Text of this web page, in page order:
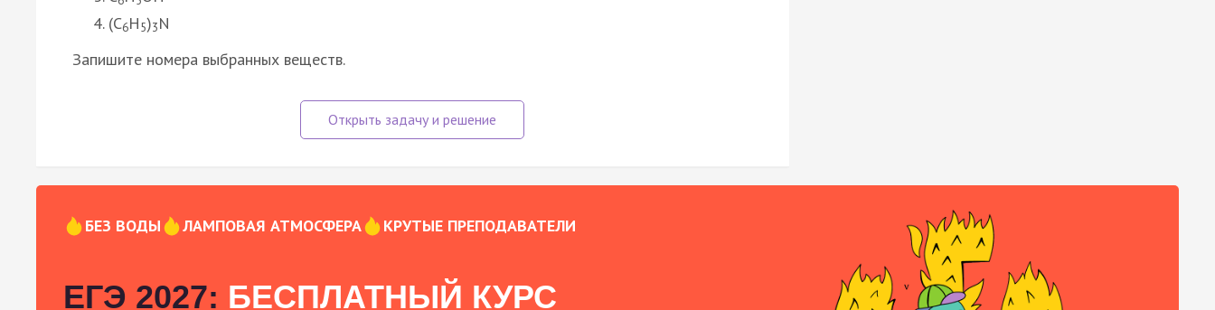
(C6H5)3N
Запишите номера выбранных веществ.
БЕЗ ВОДЫ ЛАМПОВАЯ АТМОСФЕРА КРУТЫЕ ПРЕПОДАВАТЕЛИ
ЕГЭ 2027: БЕСПЛАТНЫЙ КУРС